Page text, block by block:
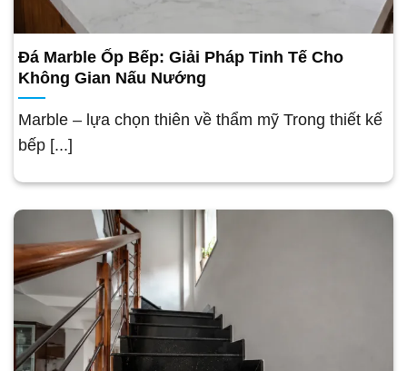
Đá Marble Ốp Bếp: Giải Pháp Tinh Tế Cho
Không Gian Nấu Nướng
Marble – lựa chọn thiên về thẩm mỹ Trong thiết kế
bếp [...]